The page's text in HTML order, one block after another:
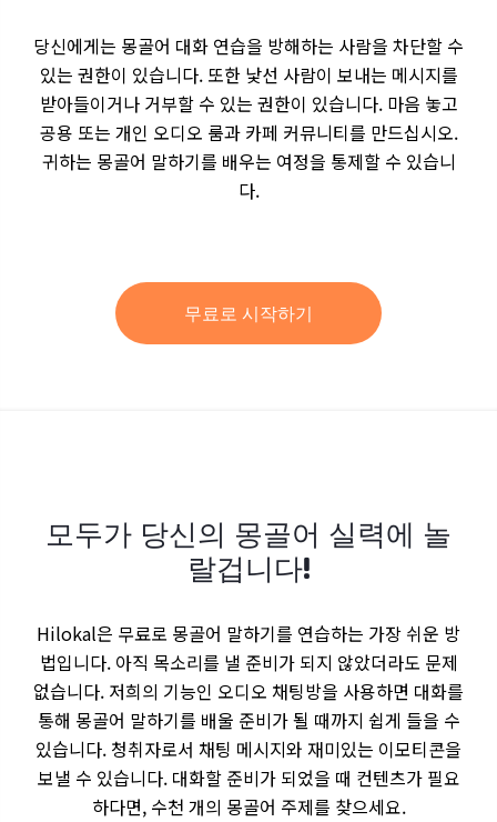
당신에게는 몽골어 대화 연습을 방해하는 사람을 차단할 수
있는 권한이 있습니다. 또한 낯선 사람이 보내는 메시지를
받아들이거나 거부할 수 있는 권한이 있습니다. 마음 놓고
공용 또는 개인 오디오 룸과 카페 커뮤니티를 만드십시오.
귀하는 몽골어 말하기를 배우는 여정을 통제할 수 있습니
다.
무료로 시작하기
모두가 당신의 몽골어 실력에 놀
랄겁니다!
Hilokal은 무료로 몽골어 말하기를 연습하는 가장 쉬운 방
법입니다. 아직 목소리를 낼 준비가 되지 않았더라도 문제
없습니다. 저희의 기능인 오디오 채팅방을 사용하면 대화를
통해 몽골어 말하기를 배울 준비가 될 때까지 쉽게 들을 수
있습니다. 청취자로서 채팅 메시지와 재미있는 이모티콘을
보낼 수 있습니다. 대화할 준비가 되었을 때 컨텐츠가 필요
하다면, 수천 개의 몽골어 주제를 찾으세요.